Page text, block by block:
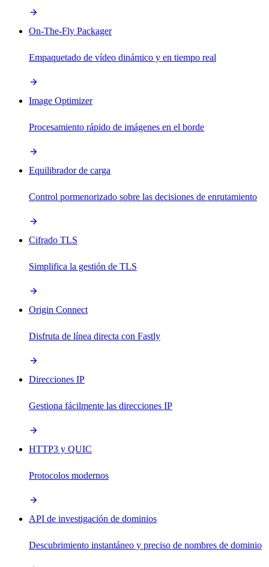
On-The-Fly Packager
Empaquetado de vídeo dinámico y en tiempo real
Image Optimizer
Procesamiento rápido de imágenes en el borde
Equilibrador de carga
Control pormenorizado sobre las decisiones de enrutamiento
Cifrado TLS
Simplifica la gestión de TLS
Origin Connect
Disfruta de línea directa con Fastly
Direcciones IP
Gestiona fácilmente las direcciones IP
HTTP3 y QUIC
Protocolos modernos
API de investigación de dominios
Descubrimiento instantáneo y preciso de nombres de dominio